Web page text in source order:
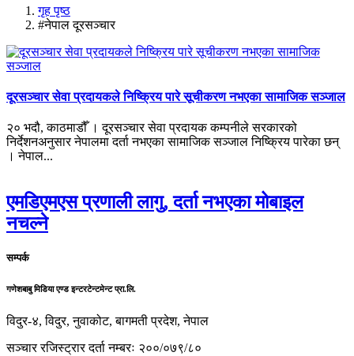
गृह पृष्ठ
#नेपाल दूरसञ्चार
दूरसञ्चार सेवा प्रदायकले निष्क्रिय पारे सूचीकरण नभएका सामाजिक सञ्जाल
२० भदौ, काठमाडौँ । दूरसञ्चार सेवा प्रदायक कम्पनीले सरकारको
निर्देशनअनुसार नेपालमा दर्ता नभएका सामाजिक सञ्जाल निष्क्रिय पारेका छन्
। नेपाल...
एमडिएमएस प्रणाली लागु, दर्ता नभएका मोबाइल
नचल्ने
सम्पर्क
गणेशबाबु मिडिया एण्ड इन्टरटेन्टमेन्ट प्रा.लि.
विदुर-४, विदुर, नुवाकोट, बागमती प्रदेश, नेपाल
सञ्चार रजिस्ट्रार दर्ता नम्बरः २००/०७९/८०